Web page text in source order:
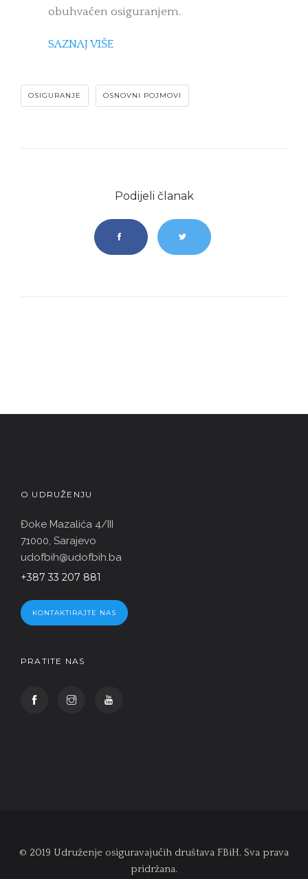
obuhvaćen osiguranjem.
SAZNAJ VIŠE
OSIGURANJE OSNOVNI POJMOVI
Podijeli članak
O UDRUŽENJU
Đoke Mazalića 4/III
71000, Sarajevo
udofbih@udofbih.ba
+387 33 207 881
KONTAKTIRAJTE NAS
PRATITE NAS
© 2019 Udruženje osiguravajućih društava FBiH. Sva prava
pridržana.